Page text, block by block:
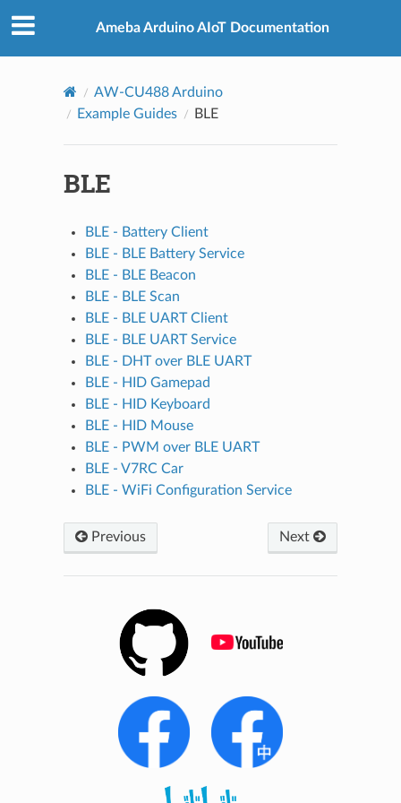
Ameba Arduino AIoT Documentation
AW-CU488 Arduino
Example Guides
BLE
BLE
BLE - Battery Client
BLE - BLE Battery Service
BLE - BLE Beacon
BLE - BLE Scan
BLE - BLE UART Client
BLE - BLE UART Service
BLE - DHT over BLE UART
BLE - HID Gamepad
BLE - HID Keyboard
BLE - HID Mouse
BLE - PWM over BLE UART
BLE - V7RC Car
BLE - WiFi Configuration Service
Previous Next